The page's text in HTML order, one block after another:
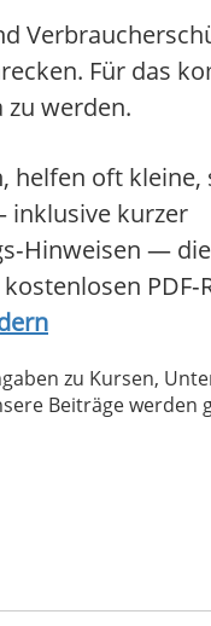
Für das
werden.
helfen oft
inklusive kurzer
—
zu Kursen,
Beiträge werden